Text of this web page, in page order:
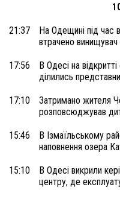
21:37
На Одещині під час
втрачено
17:56
В Одесі на
ділились
17:10
Затримано жителя
розповсюджував
15:46
В Ізмаїльському
наповнення озера
15:10
В Одесі викрили
центру, де